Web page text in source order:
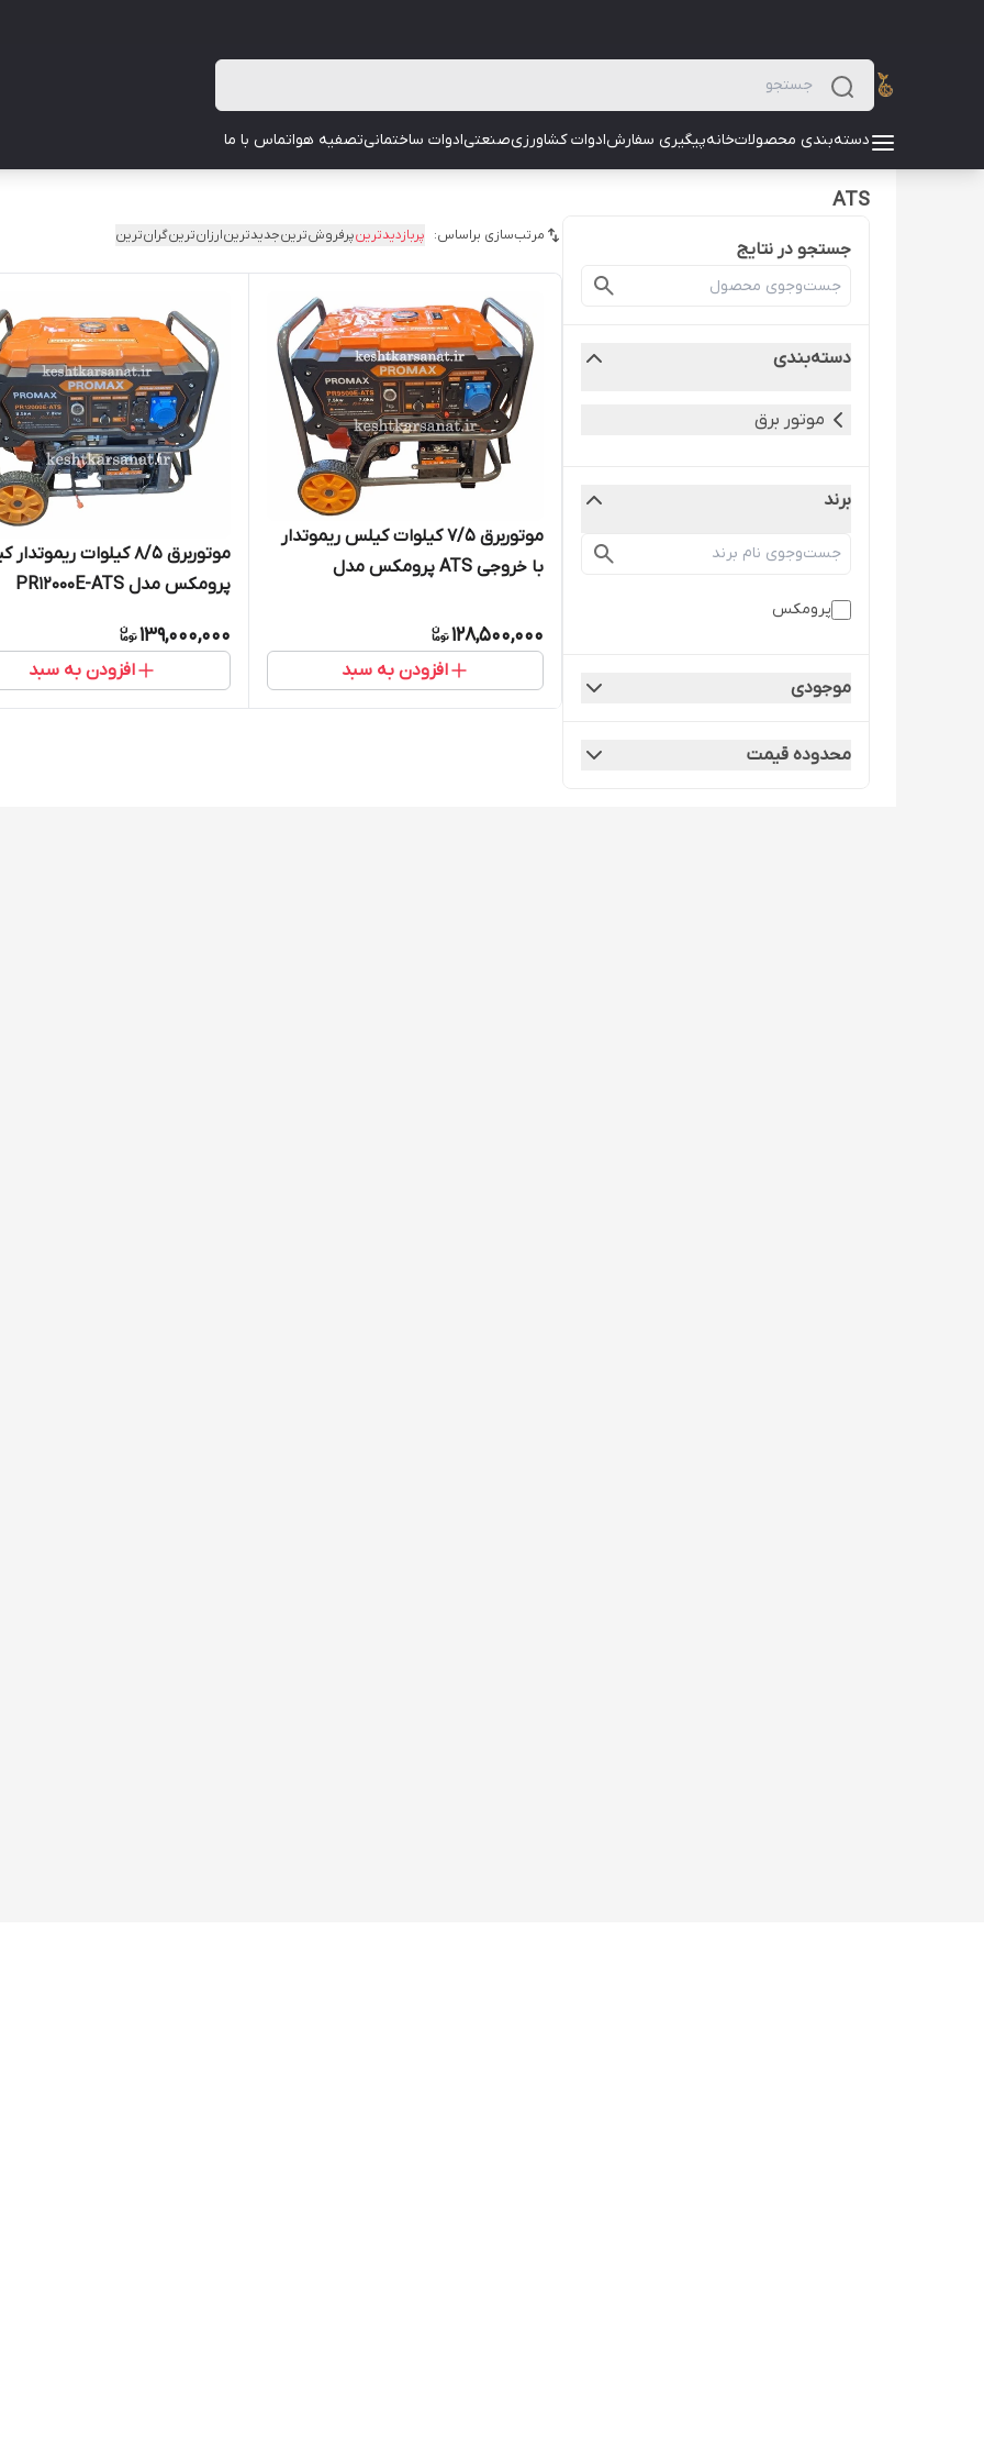
دسته‌بندی محصولاتخانهپیگیری سفارشادوات کشاورزیصنعتیادوات ساختمانیتصفیه هواتماس با ما
ATS
جستجو در نتایج
دسته‌بندی
موتور برق
برند
پرومکس
موجودی
محدوده قیمت
مرتب‌سازی براساس: پربازدیدترینپرفروش‌ترینجدیدترینارزان‌ترینگران‌ترین
موتوربرق 7/5 کیلوات کیلس ریموتدار
با خروجی ATS پرومکس مدل
128,500,000
افزودن به سبد
موتوربرق 8/5 کیلوات
پرومکس مدل PR12000E-ATS
139,000,000
افزودن به سبد